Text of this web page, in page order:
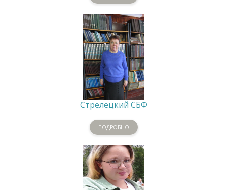
Стрелецкий СБФ
ПОДРОБНО